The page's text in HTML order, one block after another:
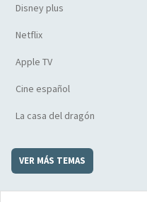
Disney plus
Netflix
Apple TV
Cine español
La casa del dragón
VER MÁS TEMAS